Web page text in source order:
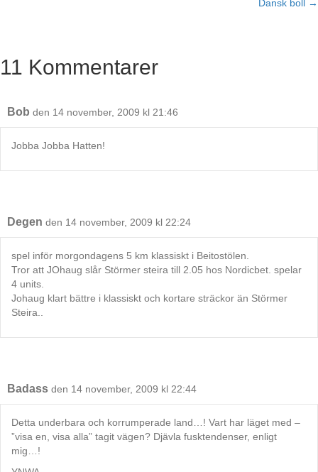
Dansk boll →
11 Kommentarer
Bob den 14 november, 2009 kl 21:46
Jobba Jobba Hatten!
Degen den 14 november, 2009 kl 22:24
spel inför morgondagens 5 km klassiskt i Beitostölen.
Tror att JOhaug slår Störmer steira till 2.05 hos Nordicbet. spelar
4 units.
Johaug klart bättre i klassiskt och kortare sträckor än Störmer
Steira..
Badass den 14 november, 2009 kl 22:44
Detta underbara och korrumperade land…! Vart har läget med –
”visa en, visa alla” tagit vägen? Djävla fusktendenser, enligt
mig…!